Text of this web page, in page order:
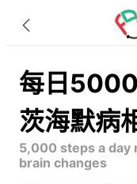
每日
茨海默病
5,000 steps a day
brain changes